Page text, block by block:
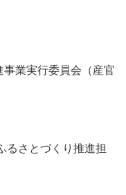
事業実行委員会（産官
さとづくり推進担